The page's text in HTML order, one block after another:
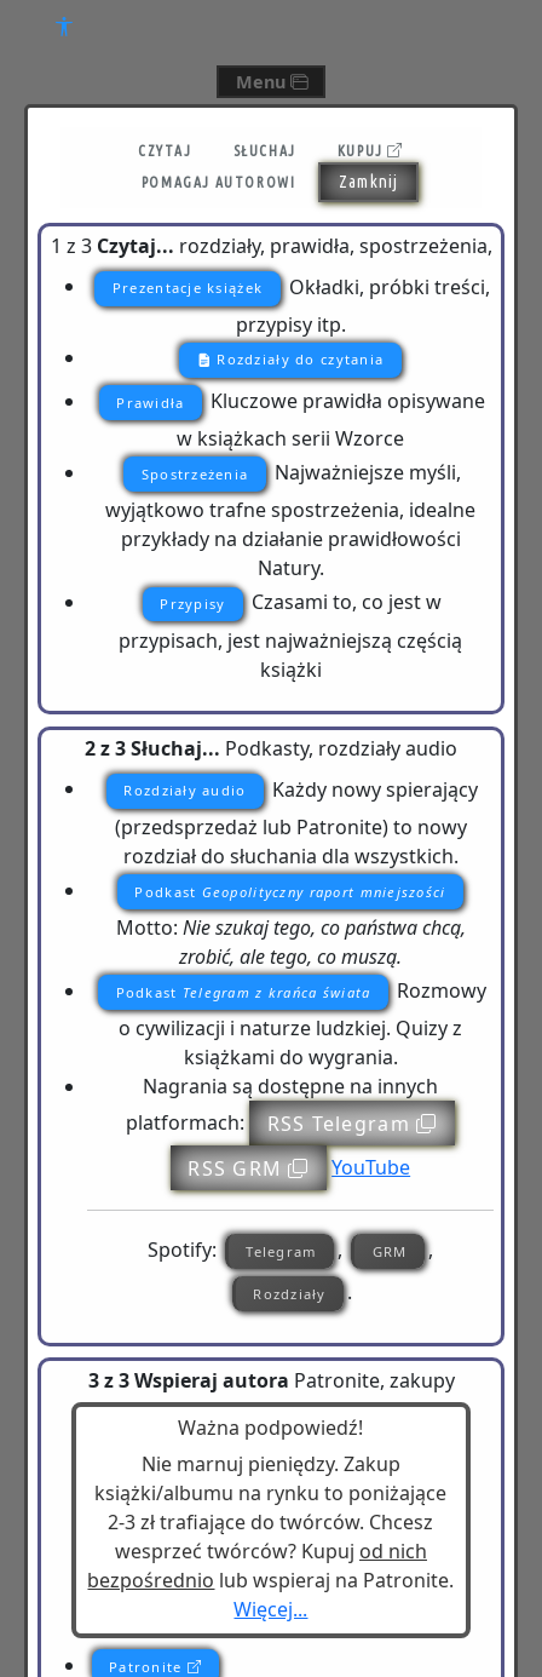
Menu
CZYTAJ SŁUCHAJ KUPUJ
POMAGAJ AUTOROWI Zamknij
1 z 3 Czytaj... rozdziały, prawidła, spostrzeżenia,
Prezentacje książek
Okładki, próbki treści,
przypisy itp.
Rozdziały do czytania
Prawidła
Kluczowe prawidła opisywane
w książkach serii Wzorce
Spostrzeżenia
Najważniejsze myśli,
wyjątkowo trafne spostrzeżenia, idealne
przykłady na działanie prawidłowości
Natury.
Przypisy
Czasami to, co jest w
przypisach, jest najważniejszą częścią
książki
2 z 3 Słuchaj... Podkasty, rozdziały audio
Rozdziały audio
Każdy nowy spierający
(przedsprzedaż lub Patronite) to nowy
rozdział do słuchania dla wszystkich.
Podkast Geopolityczny raport mniejszości
Motto: Nie szukaj tego, co państwa chcą,
zrobić, ale tego, co muszą.
Podkast Telegram z krańca świata
Rozmowy
o cywilizacji i naturze ludzkiej. Quizy z
książkami do wygrania.
Nagrania są dostępne na innych
platformach:
RSS Telegram
RSS GRM
YouTube
Spotify: Telegram , GRM ,
Rozdziały .
3 z 3 Wspieraj autora Patronite, zakupy
Ważna podpowiedź!
Nie marnuj pieniędzy. Zakup
książki/albumu na rynku to poniżające
2-3 zł trafiające do twórców. Chcesz
wesprzeć twórców? Kupuj od nich
bezpośrednio lub wspieraj na Patronite.
Więcej...
Patronite